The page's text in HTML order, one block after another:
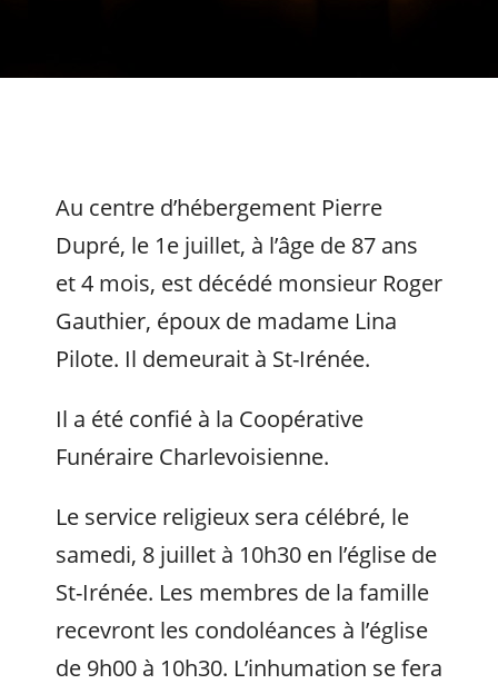
Au centre d’hébergement Pierre
Dupré, le 1e juillet, à l’âge de 87 ans
et 4 mois, est décédé monsieur Roger
Gauthier, époux de madame Lina
Pilote. Il demeurait à St-Irénée.
Il a été confié à la Coopérative
Funéraire Charlevoisienne.
Le service religieux sera célébré, le
samedi, 8 juillet à 10h30 en l’église de
St-Irénée. Les membres de la famille
recevront les condoléances à l’église
de 9h00 à 10h30. L’inhumation se fera